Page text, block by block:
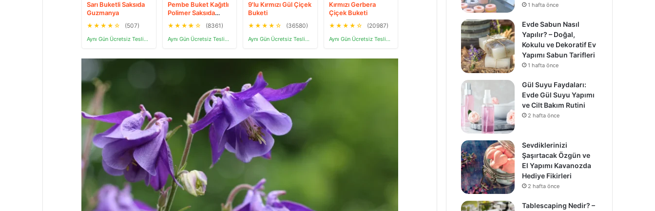
Sarı Buketli Saksıda
Guzmanya
★ ★ ★ ★ ☆ (507)
Aynı Gün Ücretsiz Teslimat
Pembe Buket Kağıtlı
Polimer Saksıda
Pembe Lilyum
★ ★ ★ ★ ☆ (8361)
Aynı Gün Ücretsiz Teslimat
9'lu Kırmızı Gül Çiçek
Buketi
★ ★ ★ ★ ☆ (36580)
Aynı Gün Ücretsiz Teslimat
Kırmızı Gerbera
Çiçek Buketi
★ ★ ★ ★ ☆ (20987)
Aynı Gün Ücretsiz Teslimat
1 hafta önce
Evde Sabun Nasıl
Yapılır? – Doğal,
Kokulu ve Dekoratif Ev
Yapımı Sabun Tarifleri
1 hafta önce
Gül Suyu Faydaları:
Evde Gül Suyu Yapımı
ve Cilt Bakım Rutini
2 hafta önce
Sevdiklerinizi
Şaşırtacak Özgün ve
El Yapımı Kavanozda
Hediye Fikirleri
2 hafta önce
Tablescaping Nedir? –